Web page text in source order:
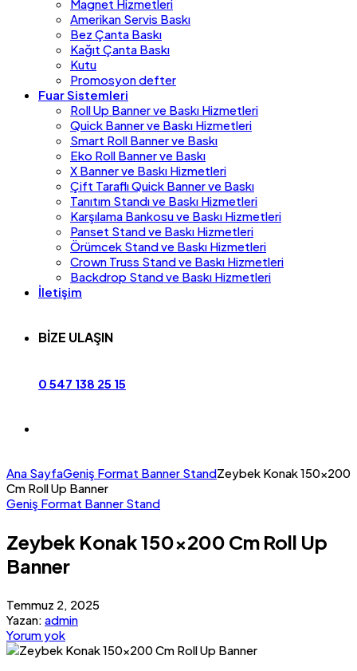
Magnet Hizmetleri
Amerikan Servis Baskı
Bez Çanta Baskı
Kağıt Çanta Baskı
Kutu
Promosyon defter
Fuar Sistemleri
Roll Up Banner ve Baskı Hizmetleri
Quick Banner ve Baskı Hizmetleri
Smart Roll Banner ve Baskı
Eko Roll Banner ve Baskı
X Banner ve Baskı Hizmetleri
Çift Taraflı Quick Banner ve Baskı
Tanıtım Standı ve Baskı Hizmetleri
Karşılama Bankosu ve Baskı Hizmetleri
Panset Stand ve Baskı Hizmetleri
Örümcek Stand ve Baskı Hizmetleri
Crown Truss Stand ve Baskı Hizmetleri
Backdrop Stand ve Baskı Hizmetleri
İletişim
BİZE ULAŞIN
0 547 138 25 15
Ana SayfaGeniş Format Banner StandZeybek Konak 150×200
Cm Roll Up Banner
Geniş Format Banner Stand
Zeybek Konak 150×200 Cm Roll Up
Banner
Temmuz 2, 2025
Yazan: admin
Yorum yok